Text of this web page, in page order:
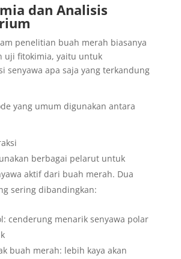
dan Analisis
penelitian buah merah biasanya
uji fitokimia, yaitu untuk
senyawa apa saja yang terkandung
yang umum digunakan antara
berbagai pelarut untuk
aktif dari buah merah. Dua
sering dibandingkan:
cenderung menarik senyawa polar
buah merah: lebih kaya akan